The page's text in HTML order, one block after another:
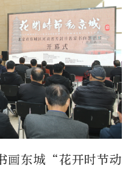
画东城“花开时节动